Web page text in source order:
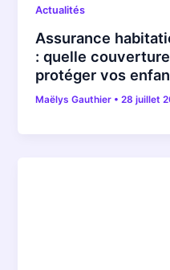
Actualités
Assurance
: quelle
protéger vos
Maëlys Gauthier •28 juillet